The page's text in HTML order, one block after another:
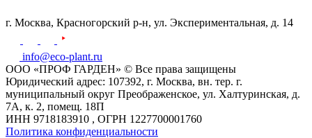
г. Москва, Красногорский р-н, ул. Экспериментальная, д. 14
info@eco-plant.ru
ООО «ПРОФ ГАРДЕН» © Все права защищены
Юридический адрес: 107392, г. Москва, вн. тер. г.
муниципальный округ Преображенское, ул. Халтуринская, д.
7А, к. 2, помещ. 18П
ИНН 9718183910 , ОГРН 1227700001760
Политика конфиденциальности